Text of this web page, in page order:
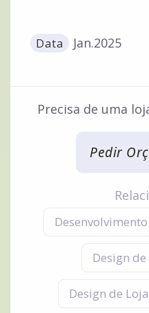
Data Jan.2025
Precisa de uma
Pedir
Design
Design de